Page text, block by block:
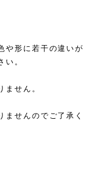
や形に若干の違いが
い。
ません。
ませんのでご了承く